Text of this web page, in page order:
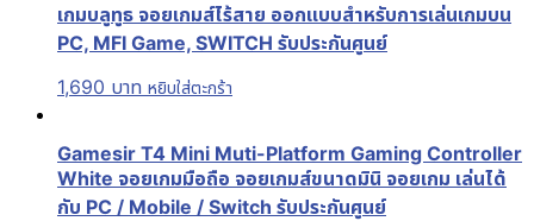
เกมบลูทูธ จอยเกมส์ไร้สาย ออกแบบสำหรับการเล่นเกมบน
PC, MFI Game, SWITCH รับประกันศูนย์
1,690 บาท หยิบใส่ตะกร้า
Gamesir T4 Mini Muti-Platform Gaming Controller
White จอยเกมมือถือ จอยเกมส์ขนาดมินิ จอยเกม เล่นได้
กับ PC / Mobile / Switch รับประกันศูนย์